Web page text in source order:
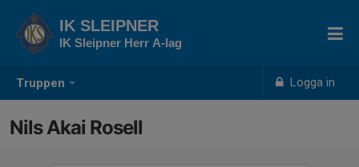
Truppen Logga in
IK SLEIPNER
IK Sleipner Herr A-lag
Nils Akai Rosell